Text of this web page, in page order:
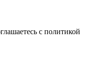
с политикой